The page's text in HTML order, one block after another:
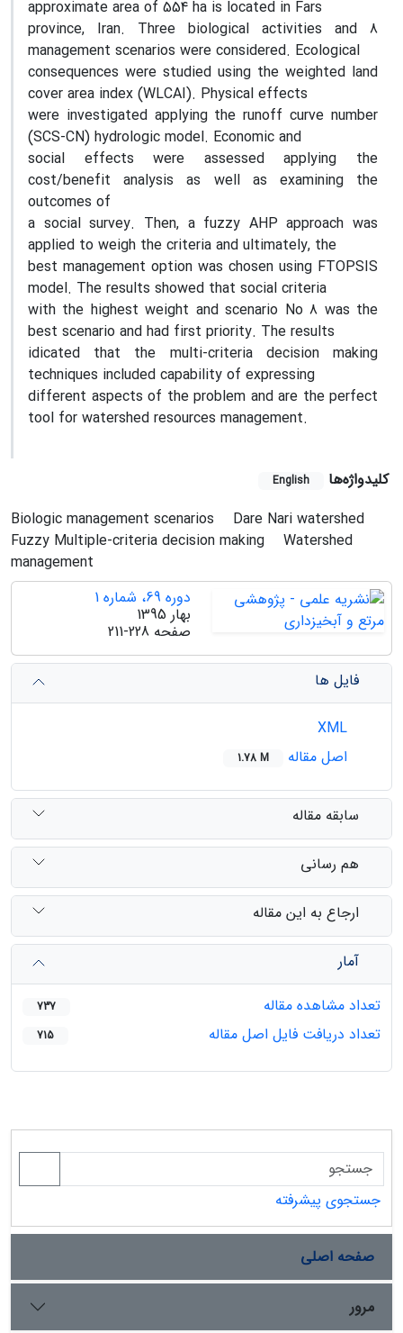
approximate area of 554 ha is located in Fars
province, Iran. Three biological activities and 8
management scenarios were considered. Ecological
consequences were studied using the weighted land
cover area index (WLCAI). Physical effects
were investigated applying the runoff curve number
(SCS-CN) hydrologic model. Economic and
social effects were assessed applying the
cost/benefit analysis as well as examining the
outcomes of
a social survey. Then, a fuzzy AHP approach was
applied to weigh the criteria and ultimately, the
best management option was chosen using FTOPSIS
model. The results showed that social criteria
with the highest weight and scenario No 8 was the
best scenario and had first priority. The results
idicated that the multi-criteria decision making
techniques included capability of expressing
different aspects of the problem and are the perfect
tool for watershed resources management.
کلیدواژه‌ها English
Biologic management scenarios
Dare Nari watershed
Fuzzy Multiple-criteria decision making
Watershed
management
دوره 69، شماره 1
بهار 1395
صفحه 211-228
فایل ها
اصل مقاله
1.78 M
سابقه مقاله
هم رسانی
ارجاع به این مقاله
آمار
تعداد مشاهده مقاله
737
تعداد دریافت فایل اصل مقاله 715
جستجوی پیشرفته
صفحه اصلی
مرور